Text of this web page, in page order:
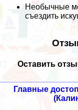
Необычные
съездить
Оставить
Главные